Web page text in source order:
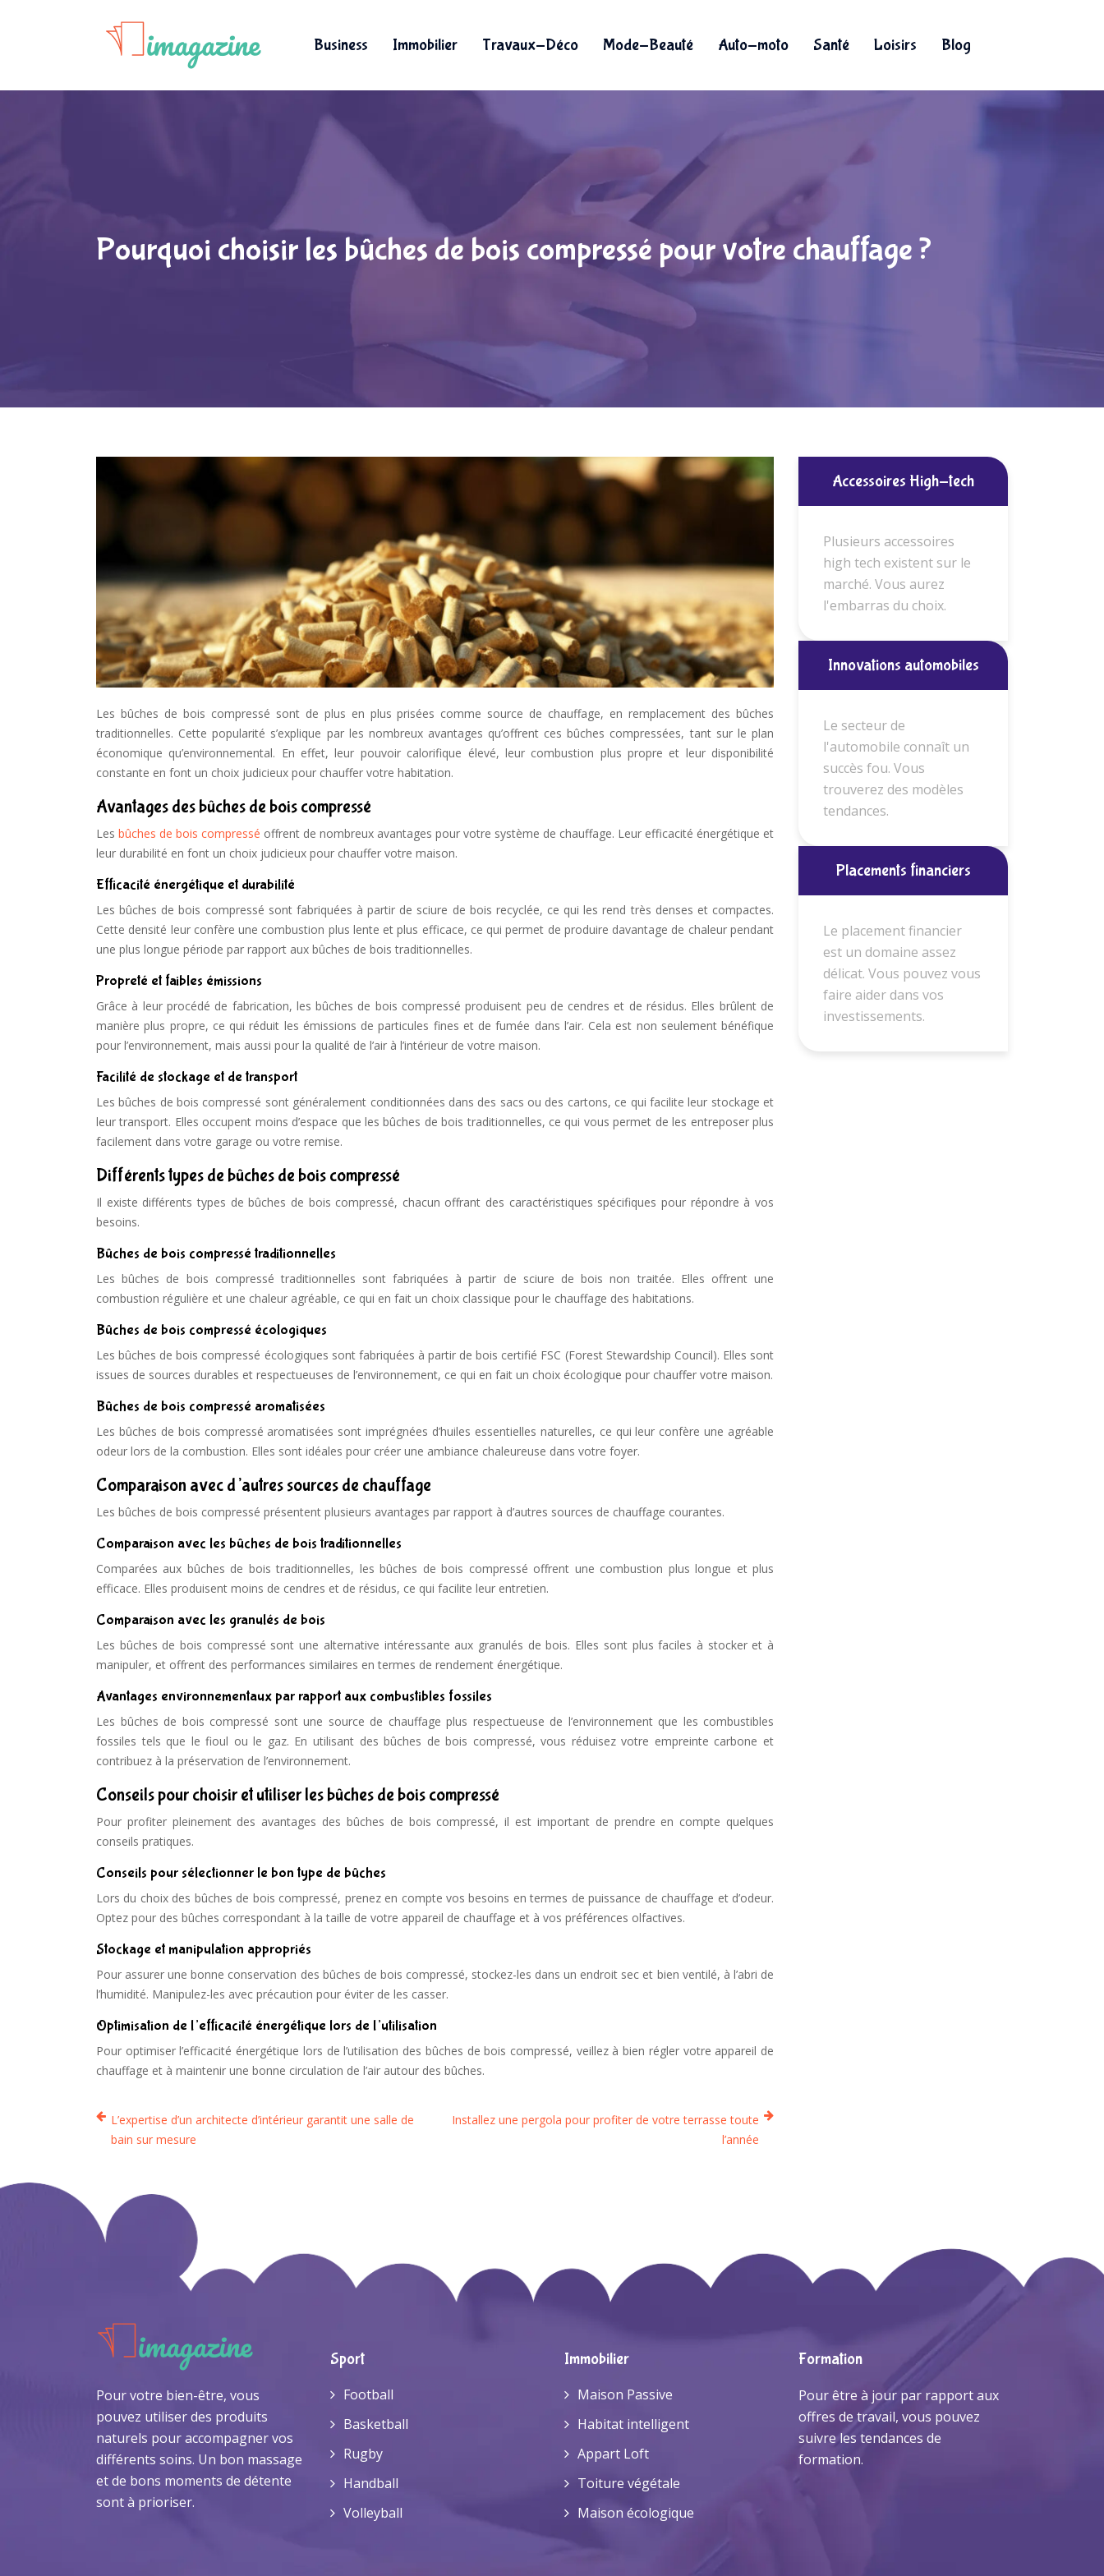
Business Immobilier Travaux-Déco Mode-Beauté Auto-moto Santé Loisirs Blog
Pourquoi choisir les bûches de bois compressé pour votre chauffage ?
Les bûches de bois compressé sont de plus en plus prisées comme source de chauffage, en remplacement des bûches
traditionnelles. Cette popularité s’explique par les nombreux avantages qu’offrent ces bûches compressées, tant sur le plan
économique qu’environnemental. En effet, leur pouvoir calorifique élevé, leur combustion plus propre et leur disponibilité
constante en font un choix judicieux pour chauffer votre habitation.
Avantages des bûches de bois compressé
Les bûches de bois compressé offrent de nombreux avantages pour votre système de chauffage. Leur efficacité énergétique et
leur durabilité en font un choix judicieux pour chauffer votre maison.
Efficacité énergétique et durabilité
Les bûches de bois compressé sont fabriquées à partir de sciure de bois recyclée, ce qui les rend très denses et compactes.
Cette densité leur confère une combustion plus lente et plus efficace, ce qui permet de produire davantage de chaleur pendant
une plus longue période par rapport aux bûches de bois traditionnelles.
Propreté et faibles émissions
Grâce à leur procédé de fabrication, les bûches de bois compressé produisent peu de cendres et de résidus. Elles brûlent de
manière plus propre, ce qui réduit les émissions de particules fines et de fumée dans l’air. Cela est non seulement bénéfique
pour l’environnement, mais aussi pour la qualité de l’air à l’intérieur de votre maison.
Facilité de stockage et de transport
Les bûches de bois compressé sont généralement conditionnées dans des sacs ou des cartons, ce qui facilite leur stockage et
leur transport. Elles occupent moins d’espace que les bûches de bois traditionnelles, ce qui vous permet de les entreposer plus
facilement dans votre garage ou votre remise.
Différents types de bûches de bois compressé
Il existe différents types de bûches de bois compressé, chacun offrant des caractéristiques spécifiques pour répondre à vos
besoins.
Bûches de bois compressé traditionnelles
Les bûches de bois compressé traditionnelles sont fabriquées à partir de sciure de bois non traitée. Elles offrent une
combustion régulière et une chaleur agréable, ce qui en fait un choix classique pour le chauffage des habitations.
Bûches de bois compressé écologiques
Les bûches de bois compressé écologiques sont fabriquées à partir de bois certifié FSC (Forest Stewardship Council). Elles sont
issues de sources durables et respectueuses de l’environnement, ce qui en fait un choix écologique pour chauffer votre maison.
Bûches de bois compressé aromatisées
Les bûches de bois compressé aromatisées sont imprégnées d’huiles essentielles naturelles, ce qui leur confère une agréable
odeur lors de la combustion. Elles sont idéales pour créer une ambiance chaleureuse dans votre foyer.
Comparaison avec d’autres sources de chauffage
Les bûches de bois compressé présentent plusieurs avantages par rapport à d’autres sources de chauffage courantes.
Comparaison avec les bûches de bois traditionnelles
Comparées aux bûches de bois traditionnelles, les bûches de bois compressé offrent une combustion plus longue et plus
efficace. Elles produisent moins de cendres et de résidus, ce qui facilite leur entretien.
Comparaison avec les granulés de bois
Les bûches de bois compressé sont une alternative intéressante aux granulés de bois. Elles sont plus faciles à stocker et à
manipuler, et offrent des performances similaires en termes de rendement énergétique.
Avantages environnementaux par rapport aux combustibles fossiles
Les bûches de bois compressé sont une source de chauffage plus respectueuse de l’environnement que les combustibles
fossiles tels que le fioul ou le gaz. En utilisant des bûches de bois compressé, vous réduisez votre empreinte carbone et
contribuez à la préservation de l’environnement.
Conseils pour choisir et utiliser les bûches de bois compressé
Pour profiter pleinement des avantages des bûches de bois compressé, il est important de prendre en compte quelques
conseils pratiques.
Conseils pour sélectionner le bon type de bûches
Lors du choix des bûches de bois compressé, prenez en compte vos besoins en termes de puissance de chauffage et d’odeur.
Optez pour des bûches correspondant à la taille de votre appareil de chauffage et à vos préférences olfactives.
Stockage et manipulation appropriés
Pour assurer une bonne conservation des bûches de bois compressé, stockez-les dans un endroit sec et bien ventilé, à l’abri de
l’humidité. Manipulez-les avec précaution pour éviter de les casser.
Optimisation de l’efficacité énergétique lors de l’utilisation
Pour optimiser l’efficacité énergétique lors de l’utilisation des bûches de bois compressé, veillez à bien régler votre appareil de
chauffage et à maintenir une bonne circulation de l’air autour des bûches.
L’expertise d’un architecte d’intérieur garantit une salle de
bain sur mesure
Installez une pergola pour profiter de votre terrasse toute
l’année
Accessoires High-tech
Plusieurs accessoires
high tech existent sur le
marché. Vous aurez
l'embarras du choix.
Innovations automobiles
Le secteur de
l'automobile connaît un
succès fou. Vous
trouverez des modèles
tendances.
Placements financiers
Le placement financier
est un domaine assez
délicat. Vous pouvez vous
faire aider dans vos
investissements.
Pour votre bien-être, vous
pouvez utiliser des produits
naturels pour accompagner vos
différents soins. Un bon massage
et de bons moments de détente
sont à prioriser.
Sport
Football
Basketball
Rugby
Handball
Volleyball
Immobilier
Maison Passive
Habitat intelligent
Appart Loft
Toiture végétale
Maison écologique
Formation
Pour être à jour par rapport aux
offres de travail, vous pouvez
suivre les tendances de
formation.